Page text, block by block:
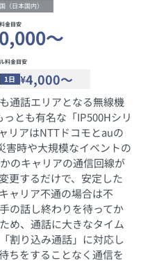
（日本国内）
金目安
～
料金目安
1日 ¥4,000～
通話エリアとなる無線機
とも有名な「IP500Hシリ
リアはNTTドコモとauの
害時や大規模なイベントの
のキャリアの通信回線が
更するだけで、安定した
ャリア不通の場合は不
の話し終わりを待ってか
め、通話に大きなタイム
割り込み通話」に対応し
ちをすることなく通信を